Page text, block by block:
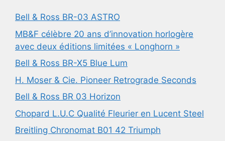
Bell & Ross BR-03 ASTRO
MB&F célèbre 20 ans d’innovation horlogère
avec deux éditions limitées « Longhorn »
Bell & Ross BR-X5 Blue Lum
H. Moser & Cie. Pioneer Retrograde Seconds
Bell & Ross BR 03 Horizon
Chopard L.U.C Qualité Fleurier en Lucent Steel
Breitling Chronomat B01 42 Triumph